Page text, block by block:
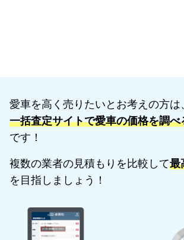
愛車を高く売りたいとお考えの方は
一括査定サイトで愛車の価格を調
です！
複数の業者の見積もりを比較して最
を目指しましょう！